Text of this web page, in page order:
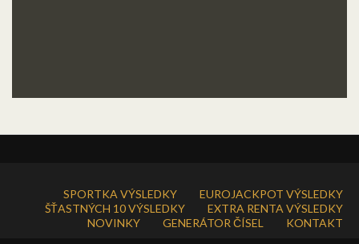
SPORTKA VÝSLEDKY
EUROJACKPOT VÝSLEDKY
ŠŤASTNÝCH 10 VÝSLEDKY
EXTRA RENTA VÝSLEDKY
NOVINKY
GENERÁTOR ČÍSEL KONTAKT